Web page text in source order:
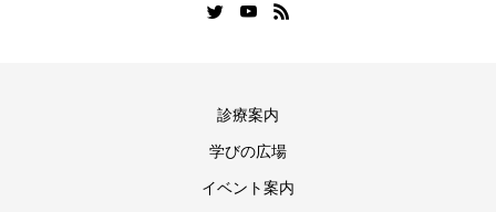
診療案内
学びの広場
イベント案内